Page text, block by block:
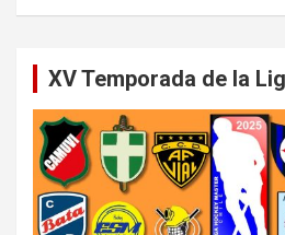
XV Temporada de la